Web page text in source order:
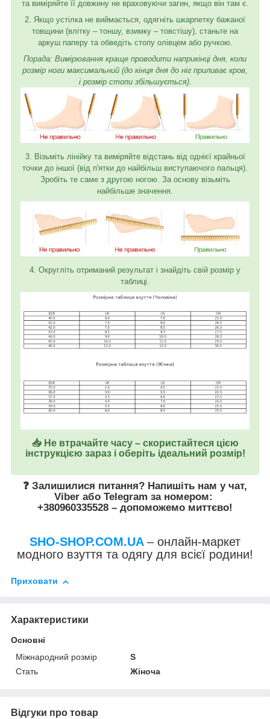
та виміряйте її довжину не враховуючи загин, якщо він там є.
2. Якщо устілка не виймається, одягніть шкарпетку бажаної
товщини (влітку – тоншу, взимку – товстішу), станьте на
аркуш паперу та обведіть стопу олівцем або ручкою.
Порада: Вимірювання краще проводити наприкінці дня, коли
розмір ноги максимальний (до кінця дня до ніг приливає кров,
і розмір стопи збільшується).
3. Візьміть лінійку та виміряйте відстань від однієї крайньої
точки до іншої (від п'ятки до найбільш виступаючого пальця).
Зробіть те саме з другою ногою. За основу візьміть
найбільше значення.
4. Округліть отриманий результат і знайдіть свій розмір у
таблиці.
📥 Не втрачайте часу – скористайтеся цією
інструкцією зараз і оберіть ідеальний розмір!
❓ Залишилися питання? Напишіть нам у чат,
Viber або Telegram за номером:
+380960335528 – допоможемо миттєво!
SHO-SHOP.COM.UA – онлайн-маркет
модного взуття та одягу для всієї родини!
Приховати
Характеристики
Основні
Міжнародний розмір
S
Стать
Жіноча
Відгуки про товар